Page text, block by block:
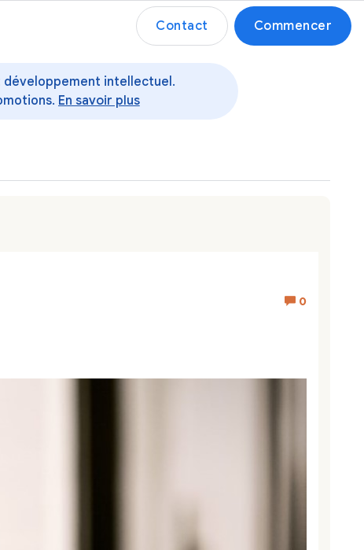
Contact Commencer
développement intellectuel.
En savoir plus
0